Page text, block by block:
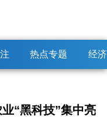
热点专题 经
“黑科技”集中亮